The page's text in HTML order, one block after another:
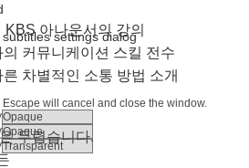
settings dialog
will cancel and close the window.
아나운서의 강의
커뮤니케이션 스킬 전수
차별적인 소통 방법 소개
두렵습니다.